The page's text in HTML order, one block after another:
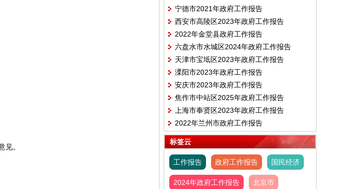
。
宁德市2021年政府工作报告
西安市高陵区2023年政府工作报告
2022年金堂县政府工作报告
六盘水市水城区2024年政府工作报告
天津市宝坻区2023年政府工作报告
溧阳市2023年政府工作报告
安庆市2023年政府工作报告
焦作市中站区2025年政府工作报告
上海市奉贤区2023年政府工作报告
2022年兰州市政府工作报告
标签云
工作报告 政府工作报告 国民经济
2024年政府工作报告 北京市